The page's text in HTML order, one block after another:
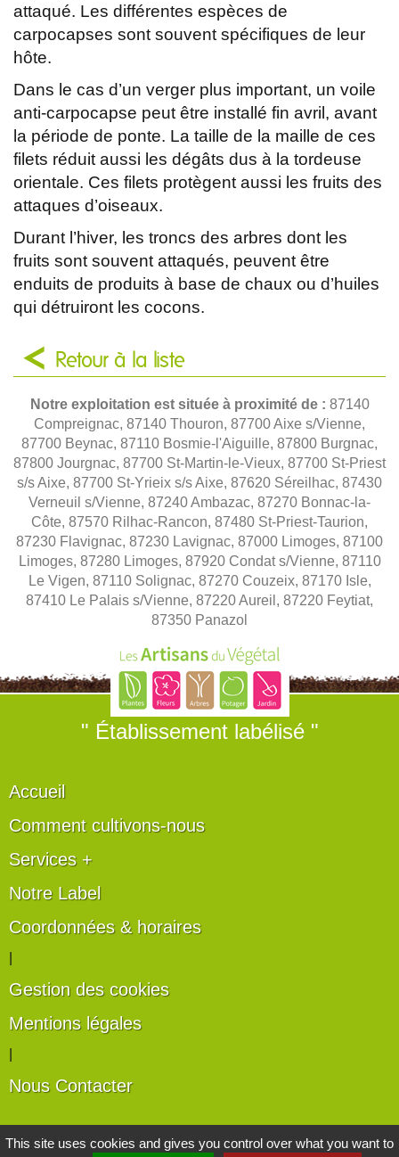
attaqué. Les différentes espèces de
carpocapses sont souvent spécifiques de leur
hôte.
Dans le cas d’un verger plus important, un voile
anti-carpocapse peut être installé fin avril, avant
la période de ponte. La taille de la maille de ces
filets réduit aussi les dégâts dus à la tordeuse
orientale. Ces filets protègent aussi les fruits des
attaques d’oiseaux.
Durant l’hiver, les troncs des arbres dont les
fruits sont souvent attaqués, peuvent être
enduits de produits à base de chaux ou d’huiles
qui détruiront les cocons.
Retour à la liste
Notre exploitation est située à proximité de : 87140
Compreignac, 87140 Thouron, 87700 Aixe s/Vienne,
87700 Beynac, 87110 Bosmie-l'Aiguille, 87800 Burgnac,
87800 Jourgnac, 87700 St-Martin-le-Vieux, 87700 St-Priest
s/s Aixe, 87700 St-Yrieix s/s Aixe, 87620 Séreilhac, 87430
Verneuil s/Vienne, 87240 Ambazac, 87270 Bonnac-la-
Côte, 87570 Rilhac-Rancon, 87480 St-Priest-Taurion,
87230 Flavignac, 87230 Lavignac, 87000 Limoges, 87100
Limoges, 87280 Limoges, 87920 Condat s/Vienne, 87110
Le Vigen, 87110 Solignac, 87270 Couzeix, 87170 Isle,
87410 Le Palais s/Vienne, 87220 Aureil, 87220 Feytiat,
87350 Panazol
" Établissement labélisé "
Accueil
Comment cultivons-nous
Services +
Notre Label
Coordonnées & horaires
Gestion des cookies
Mentions légales
Nous Contacter
Les artisans du végétal
This site uses cookies and gives you control over what you want to